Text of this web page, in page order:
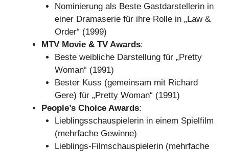
Nominierung als Beste Gastdarstellerin in
einer Dramaserie für ihre Rolle in „Law &
Order“ (1999)
MTV Movie & TV Awards:
Beste weibliche Darstellung für „Pretty
Woman“ (1991)
Bester Kuss (gemeinsam mit Richard
Gere) für „Pretty Woman“ (1991)
People’s Choice Awards:
Lieblingsschauspielerin in einem Spielfilm
(mehrfache Gewinne)
Lieblings-Filmschauspielerin (mehrfache